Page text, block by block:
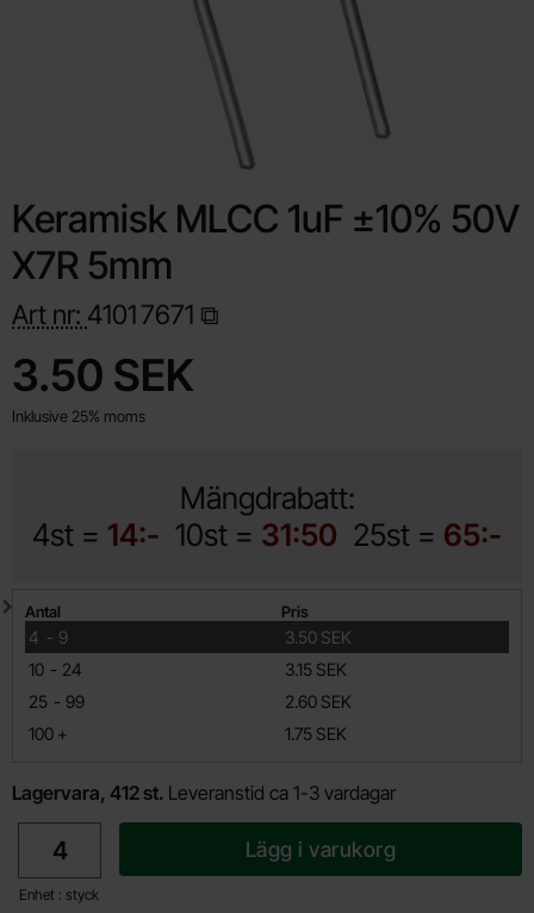
Keramisk MLCC 1uF ±10% 50V
X7R 5mm
Art nr: 41017671
pris
3.50 SEK
Inklusive 25% moms
Mängdrabatt:
4st = 14:- 10st = 31:50 25st = 65:-
Mängdrabatt
Antal Pris
4 -
till 9
3.50 SEK
10 -
till 24
3.15 SEK
25 -
till 99
2.60 SEK
100 +
till 1.75 SEK
Lagervara, 412 st. Leveranstid ca 1-3 vardagar
Enhet : styck
Lägg i varukorg